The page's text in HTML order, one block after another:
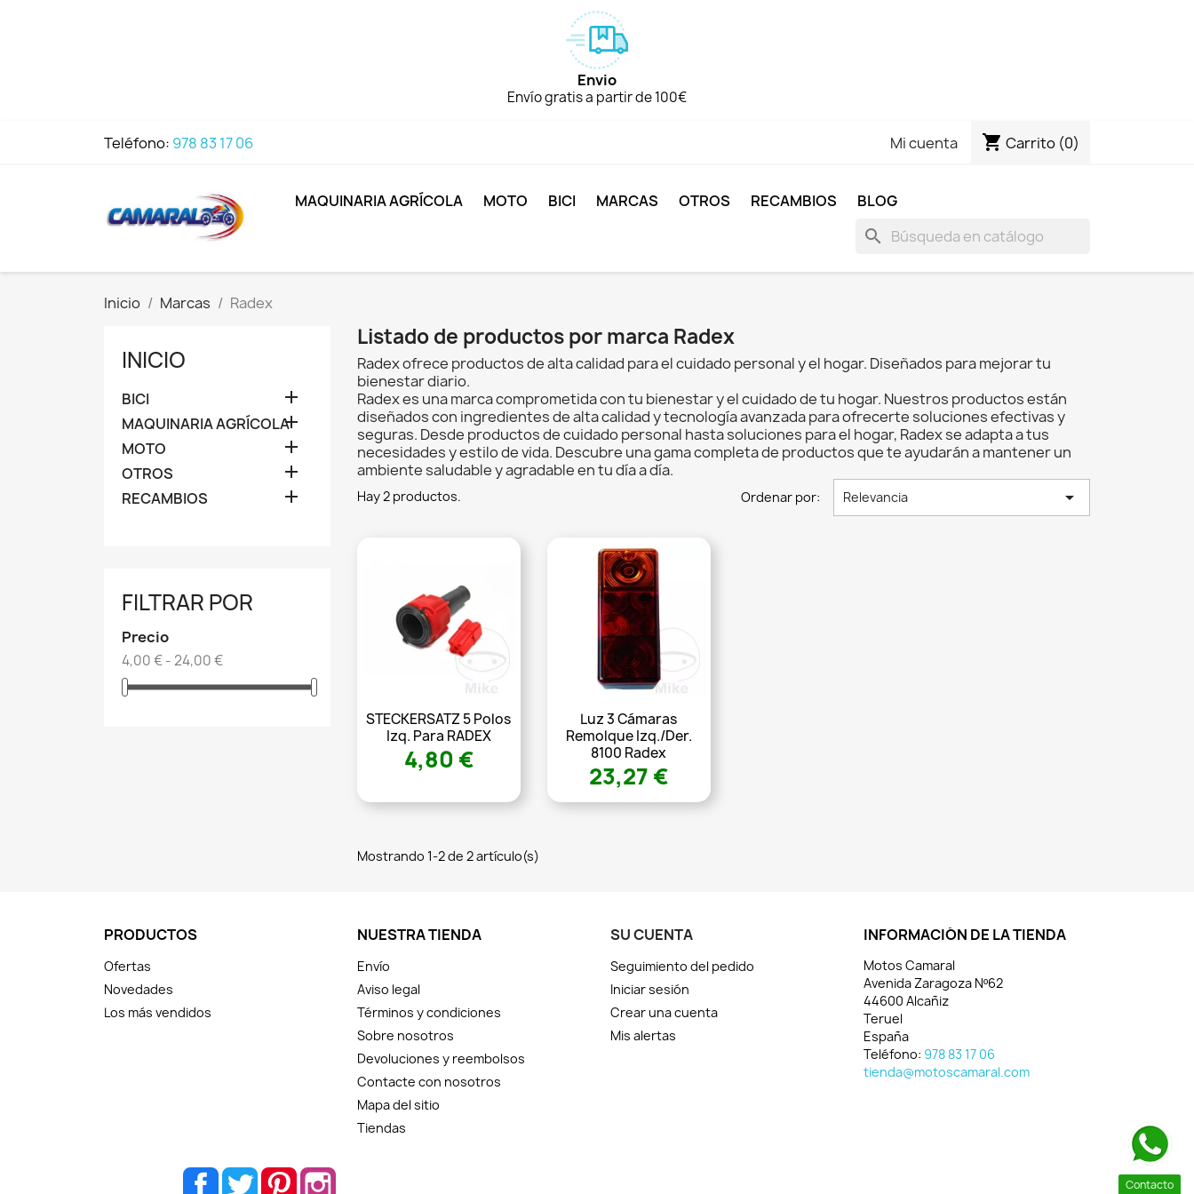
Envio
Envío gratis a partir de 100€
Teléfono: 978 83 17 06 Mi cuenta shopping_cart Carrito (0)
MAQUINARIA AGRÍCOLA MOTO BICI MARCAS OTROS RECAMBIOS BLOG
search
Inicio Marcas Radex
INICIO
BICI 
MAQUINARIA AGRÍCOLA
MOTO 
OTROS 
RECAMBIOS 
FILTRAR POR
Precio
4,00 € - 24,00 €
Listado de productos por marca Radex
Radex ofrece productos de alta calidad para el cuidado personal y el hogar. Diseñados para mejorar tu
bienestar diario.
Radex es una marca comprometida con tu bienestar y el cuidado de tu hogar. Nuestros productos están
diseñados con ingredientes de alta calidad y tecnología avanzada para ofrecerte soluciones efectivas y
seguras. Desde productos de cuidado personal hasta soluciones para el hogar, Radex se adapta a tus
necesidades y estilo de vida. Descubre una gama completa de productos que te ayudarán a mantener un
ambiente saludable y agradable en tu día a día.
Hay 2 productos. Ordenar por: Relevancia 
STECKERSATZ 5 Polos
Izq. Para RADEX
4,80 €
Luz 3 Cámaras
Remolque Izq./der.
8100 Radex
23,27 €
Mostrando 1-2 de 2 artículo(s)
PRODUCTOS
Ofertas
Novedades
Los más vendidos
NUESTRA TIENDA
Envío
Aviso legal
Términos y condiciones
Sobre nosotros
Devoluciones y reembolsos
Contacte con nosotros
Mapa del sitio
Tiendas
SU CUENTA
Seguimiento del pedido
Iniciar sesión
Crear una cuenta
Mis alertas
INFORMACIÓN DE LA TIENDA
Motos Camaral
Avenida Zaragoza Nº62
44600 Alcañiz
Teruel
España
Teléfono: 978 83 17 06
tienda@motoscamaral.com
Contacto
FacebookTwitterPinterestInstagram